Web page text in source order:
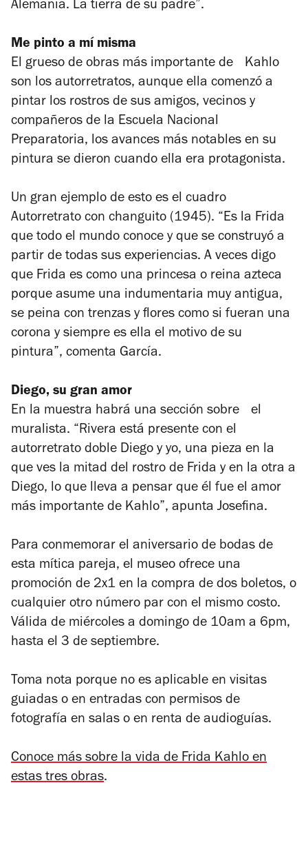
Alemania. La tierra de su padre”.
Me pinto a mí misma
El grueso de obras más importante de Kahlo
son los autorretratos, aunque ella comenzó a
pintar los rostros de sus amigos, vecinos y
compañeros de la Escuela Nacional
Preparatoria, los avances más notables en su
pintura se dieron cuando ella era protagonista.
Un gran ejemplo de esto es el cuadro
Autorretrato con changuito (1945). “Es la Frida
que todo el mundo conoce y que se construyó a
partir de todas sus experiencias. A veces digo
que Frida es como una princesa o reina azteca
porque asume una indumentaria muy antigua,
se peina con trenzas y flores como si fueran una
corona y siempre es ella el motivo de su
pintura”, comenta García.
Diego, su gran amor
En la muestra habrá una sección sobre el
muralista. “Rivera está presente con el
autorretrato doble Diego y yo, una pieza en la
que ves la mitad del rostro de Frida y en la otra a
Diego, lo que lleva a pensar que él fue el amor
más importante de Kahlo”, apunta Josefina.
Para conmemorar el aniversario de bodas de
esta mítica pareja, el museo ofrece una
promoción de 2x1 en la compra de dos boletos, o
cualquier otro número par con el mismo costo.
Válida de miércoles a domingo de 10am a 6pm,
hasta el 3 de septiembre.
Toma nota porque no es aplicable en visitas
guiadas o en entradas con permisos de
fotografía en salas o en renta de audioguías.
Conoce más sobre la vida de Frida Kahlo en
estas tres obras.